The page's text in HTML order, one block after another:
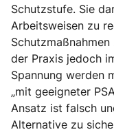
Schutzstufe. Sie
Arbeitsweisen zu
der Praxis jedoch
Spannung werden
„mit geeigneter
Ansatz ist falsch
Alternative zu